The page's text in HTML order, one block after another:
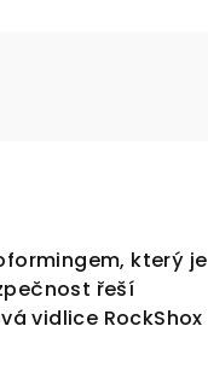
který je
řeší
vidlice RockShox